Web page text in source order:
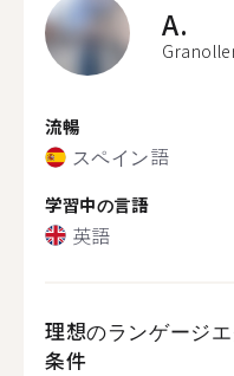
A.
流暢
スペイン語
学習中の言語
英語
理想のランゲージ
条件